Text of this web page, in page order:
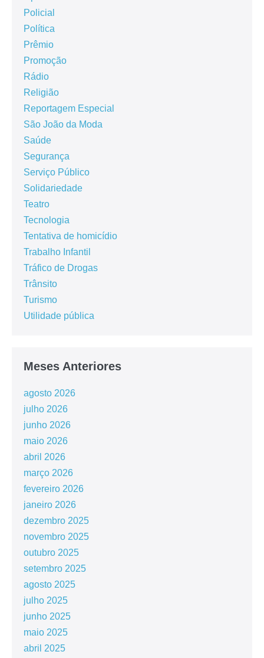
Policial
Política
Prêmio
Promoção
Rádio
Religião
Reportagem Especial
São João da Moda
Saúde
Segurança
Serviço Público
Solidariedade
Teatro
Tecnologia
Tentativa de homicídio
Trabalho Infantil
Tráfico de Drogas
Trânsito
Turismo
Utilidade pública
Meses Anteriores
agosto 2026
julho 2026
junho 2026
maio 2026
abril 2026
março 2026
fevereiro 2026
janeiro 2026
dezembro 2025
novembro 2025
outubro 2025
setembro 2025
agosto 2025
julho 2025
junho 2025
maio 2025
abril 2025